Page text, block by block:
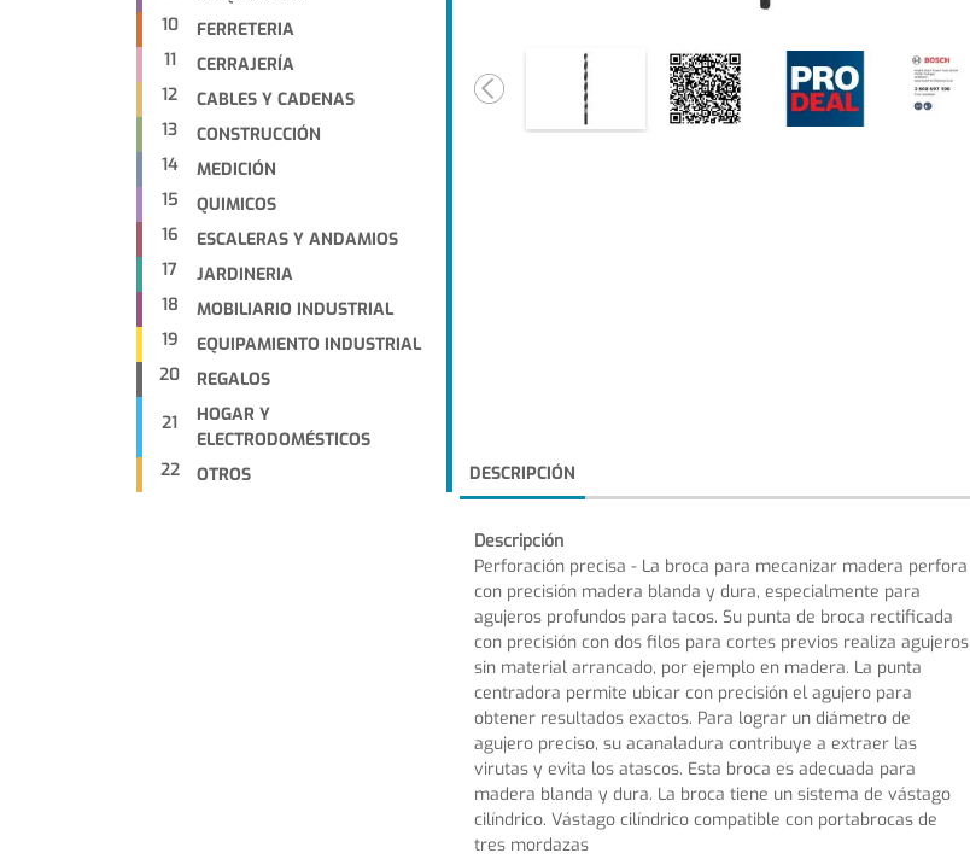
10
FERRETERIA
11
CERRAJERÍA
12
CABLES Y CADENAS
13
CONSTRUCCIÓN
14
MEDICIÓN
15
QUIMICOS
16
ESCALERAS Y ANDAMIOS
17
JARDINERIA
18
MOBILIARIO INDUSTRIAL
19
EQUIPAMIENTO INDUSTRIAL
20
REGALOS
21
HOGAR Y
ELECTRODOMÉSTICOS
22
OTROS DESCRIPCIÓN
Descripción
Perforación precisa - La broca para mecanizar madera perfora
con precisión madera blanda y dura, especialmente para
agujeros profundos para tacos. Su punta de broca rectificada
con precisión con dos filos para cortes previos realiza agujeros
sin material arrancado, por ejemplo en madera. La punta
centradora permite ubicar con precisión el agujero para
obtener resultados exactos. Para lograr un diámetro de
agujero preciso, su acanaladura contribuye a extraer las
virutas y evita los atascos. Esta broca es adecuada para
madera blanda y dura. La broca tiene un sistema de vástago
cilíndrico. Vástago cilíndrico compatible con portabrocas de
tres mordazas